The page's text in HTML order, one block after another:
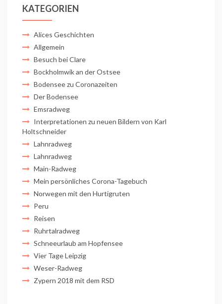
KATEGORIEN
Alices Geschichten
Allgemein
Besuch bei Clare
Bockholmwik an der Ostsee
Bodensee zu Coronazeiten
Der Bodensee
Emsradweg
Interpretationen zu neuen Bildern von Karl
Holtschneider
Lahnradweg
Lahnradweg
Main-Radweg
Mein persönliches Corona-Tagebuch
Norwegen mit den Hurtigruten
Peru
Reisen
Ruhrtalradweg
Schneeurlaub am Hopfensee
Vier Tage Leipzig
Weser-Radweg
Zypern 2018 mit dem RSD